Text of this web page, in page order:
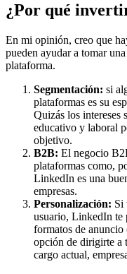
¿Por qué
En mi opinión, creo que
pueden ayudar a tomar
plataforma.
Segmentación: si
plataformas es su
Quizás los intereses
educativo y laboral
objetivo.
B2B: El negocio
plataformas como,
LinkedIn es una
empresas.
Personalización: Si
usuario, LinkedIn te
formatos de
opción de dirigirte a
cargo actual,